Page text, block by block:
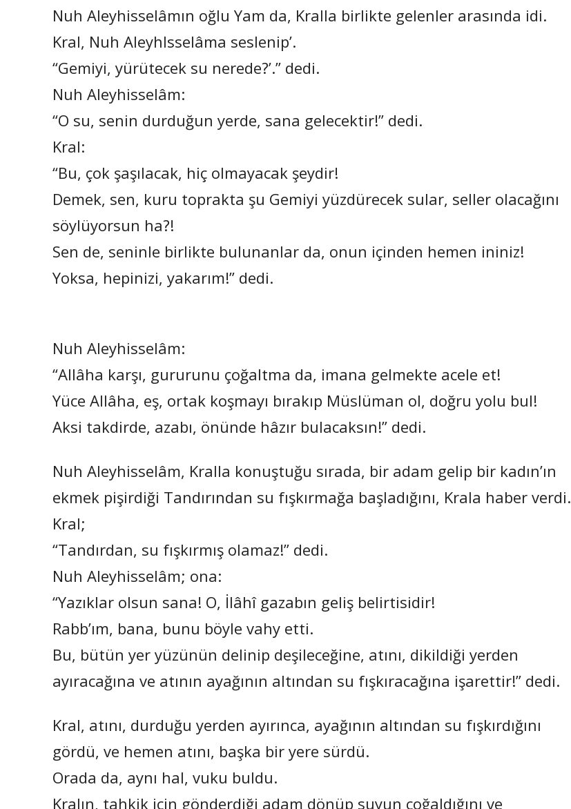
Nuh Aleyhisselâmın oğlu Yam da, Kralla birlikte gelenler arasında idi.
Kral, Nuh Aleyhlsselâma seslenip’.
“Gemiyi, yürütecek su nerede?’.” dedi.
Nuh Aleyhisselâm:
“O su, senin durduğun yerde, sana gelecektir!” dedi.
Kral:
“Bu, çok şaşılacak, hiç olmayacak şeydir!
Demek, sen, kuru toprakta şu Gemiyi yüzdürecek sular, seller olacağını
söylüyorsun ha?!
Sen de, seninle birlikte bulunanlar da, onun içinden hemen ininiz!
Yoksa, hepinizi, yakarım!” dedi.
Nuh Aleyhisselâm:
“Allâha karşı, gururunu çoğaltma da, imana gelmekte acele et!
Yüce Allâha, eş, ortak koşmayı bırakıp Müslüman ol, doğru yolu bul!
Aksi takdirde, azabı, önünde hâzır bulacaksın!” dedi.
Nuh Aleyhisselâm, Kralla konuştuğu sırada, bir adam gelip bir kadın’ın
ekmek pişirdiği Tandırından su fışkırmağa başladığını, Krala haber verdi.
Kral;
“Tandırdan, su fışkırmış olamaz!” dedi.
Nuh Aleyhisselâm; ona:
“Yazıklar olsun sana! O, İlâhî gazabın geliş belirtisidir!
Rabb’ım, bana, bunu böyle vahy etti.
Bu, bütün yer yüzünün delinip deşileceğine, atını, dikildiği yerden
ayıracağına ve atının ayağının altından su fışkıracağına işarettir!” dedi.
Kral, atını, durduğu yerden ayırınca, ayağının altından su fışkırdığını
gördü, ve hemen atını, başka bir yere sürdü.
Orada da, aynı hal, vuku buldu.
Kralın, tahkik için gönderdiği adam dönüp suyun çoğaldığını ve